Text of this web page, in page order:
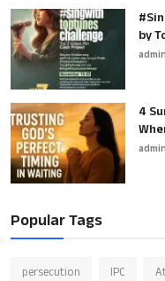
by
admin
4
admin
Popular Tags
persecution IPC